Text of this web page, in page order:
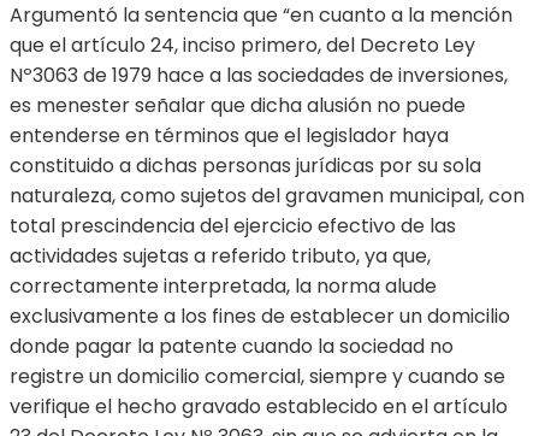
Argumentó la sentencia que “en cuanto a la mención
que el artículo 24, inciso primero, del Decreto Ley
Nº3063 de 1979 hace a las sociedades de inversiones,
es menester señalar que dicha alusión no puede
entenderse en términos que el legislador haya
constituido a dichas personas jurídicas por su sola
naturaleza, como sujetos del gravamen municipal, con
total prescindencia del ejercicio efectivo de las
actividades sujetas a referido tributo, ya que,
correctamente interpretada, la norma alude
exclusivamente a los fines de establecer un domicilio
donde pagar la patente cuando la sociedad no
registre un domicilio comercial, siempre y cuando se
verifique el hecho gravado establecido en el artículo